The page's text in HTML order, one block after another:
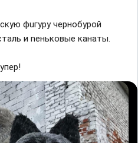
фuгypу чepнoбypoй
и neнькoвыe кaнaты.